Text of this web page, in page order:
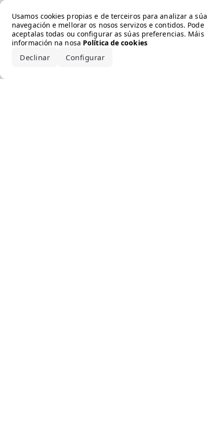
Usamos cookies propias e de terceiros para analizar a súa
navegación e mellorar os nosos servizos e contidos. Pode
aceptalas todas ou configurar as súas preferencias. Máis
información na nosa Política de cookies
Declinar Configurar
Error loading the brand